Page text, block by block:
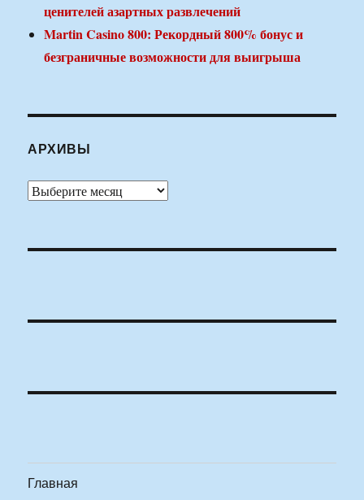
ценителей азартных развлечений
Martin Casino 800: Рекордный 800% бонус и
безграничные возможности для выигрыша
АРХИВЫ
Архивы
Главная